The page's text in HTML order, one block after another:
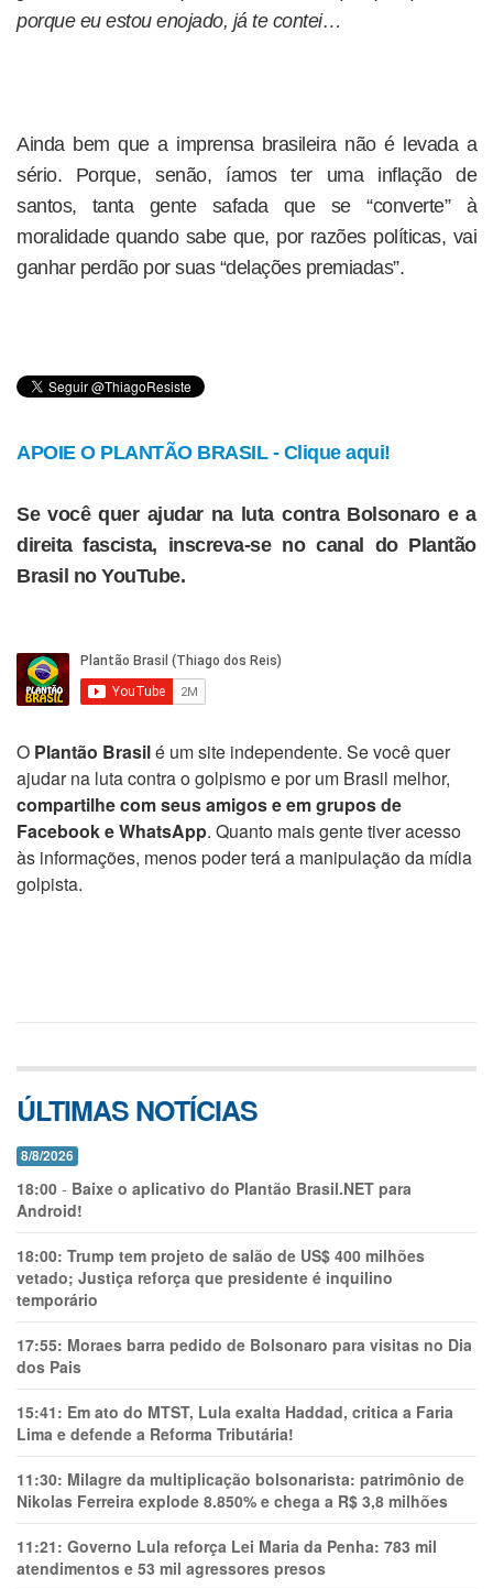
porque eu estou enojado, já te contei…
Ainda bem que a imprensa brasileira não é levada a
sério. Porque, senão, íamos ter uma inflação de
santos, tanta gente safada que se “converte” à
moralidade quando sabe que, por razões políticas, vai
ganhar perdão por suas “delações premiadas”.
APOIE O PLANTÃO BRASIL - Clique aqui!
Se você quer ajudar na luta contra Bolsonaro e a
direita fascista, inscreva-se no canal do Plantão
Brasil no YouTube.
O Plantão Brasilé um site independente. Se você quer
ajudar na luta contra o golpismo e por um Brasil melhor,
compartilhe com seus amigos e em grupos de
Facebook e WhatsApp. Quanto mais gente tiver acesso
às informações, menos poder terá a manipulação da mídia
golpista.
ÚLTIMAS NOTÍCIAS
8/8/2026
18:00 - Baixe o aplicativo do Plantão Brasil.NET para
Android!
18:00: Trump tem projeto de salão de US$ 400 milhões
vetado; Justiça reforça que presidente é inquilino
temporário
17:55: Moraes barra pedido de Bolsonaro para visitas no Dia
dos Pais
15:41: Em ato do MTST, Lula exalta Haddad, critica a Faria
Lima e defende a Reforma Tributária!
11:30: Milagre da multiplicação bolsonarista: patrimônio de
Nikolas Ferreira explode 8.850% e chega a R$ 3,8 milhões
11:21: Governo Lula reforça Lei Maria da Penha: 783 mil
atendimentos e 53 mil agressores presos